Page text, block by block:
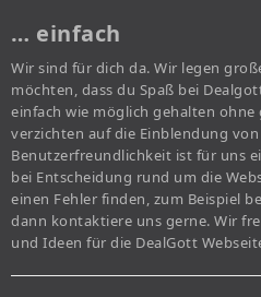
… einfach
Wir sind für dich da. Wir legen
möchten, dass du Spaß bei
einfach wie möglich gehalten ohne
verzichten auf die Einblendung
Benutzerfreundlichkeit ist für uns
bei Entscheidung rund um die
einen Fehler finden, zum Beispiel
dann kontaktiere uns gerne. Wir
und Ideen für die DealGott